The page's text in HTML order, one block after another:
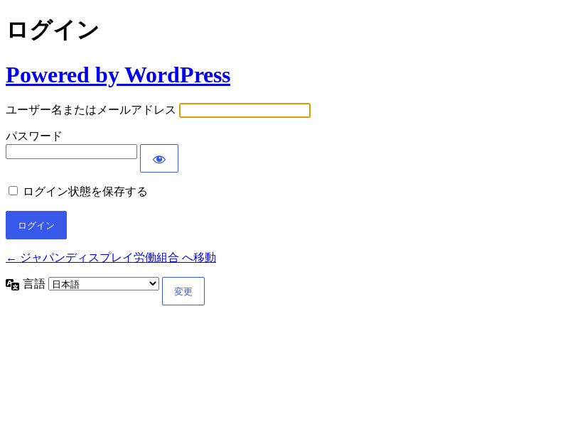
ログイン
Powered by WordPress
ユーザー名またはメールアドレス
パスワード
ログイン状態を保存する
← ジャパンディスプレイ労働組合 へ移動
言語